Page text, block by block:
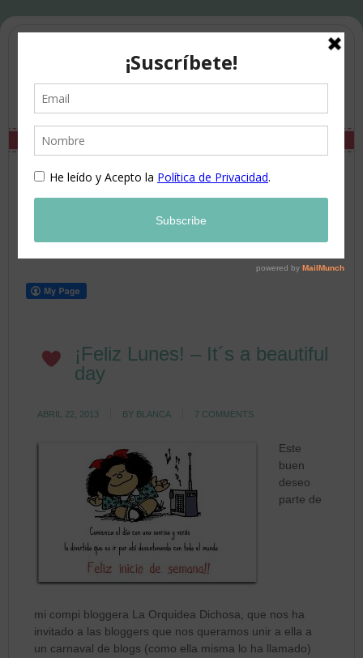
¡Feliz Lunes! – It´s a beautiful
day
ABRIL 22, 2013 BY BLANCA 7 COMMENTS
Este
buen
deseo
parte de
mi compi bloggera La Orquidea Dichosa, que nos ha
invitado a las bloggers que nos queramos unir a ella a
un carnaval de blogs (como ella misma lo ha llamado)